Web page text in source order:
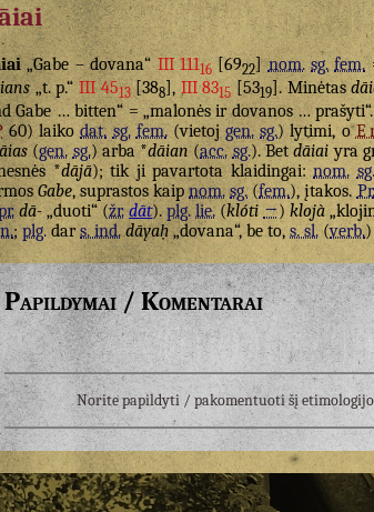
„Gabe – dovana“III 11116[6922]nom. sg. fem.
„t. p.“III 4513[388],III 8315[5319]. Minėtas
Gabe … bitten“ = „malonės ir dovanos …
60) laikodat. sg. fem.(vietojgen. sg.) lytimi, o
(gen. sg.) arba *dāian(acc. sg.). Betdāiai yra
*dājā); tik ji pavartota klaidingai:nom. sg.
Gabe, suprastos kaipnom. sg.(fem.), įtakos. Pr.
dā-„duoti“ (žr. dāt).plg. lie.(klóti →)klojà
;plg.dars. ind. dāyaḥ„dovana“, be to, s. sl.(verb.)
Papildymai / Komentarai
Norite papildyti / pakomentuoti šį